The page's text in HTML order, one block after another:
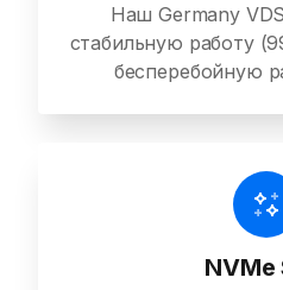
Наш Germany
стабильную работу
бесперебойную
NVMe